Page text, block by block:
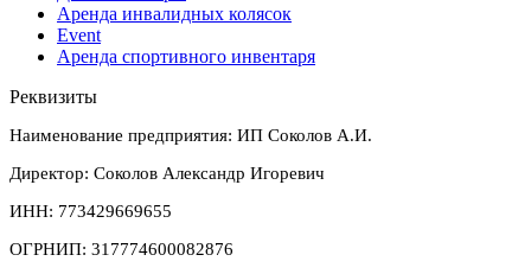
Аренда инвалидных колясок
Event
Аренда спортивного инвентаря
Реквизиты
Наименование предприятия: ИП Соколов А.И.
Директор: Соколов Александр Игоревич
ИНН: 773429669655
ОГРНИП: 317774600082876